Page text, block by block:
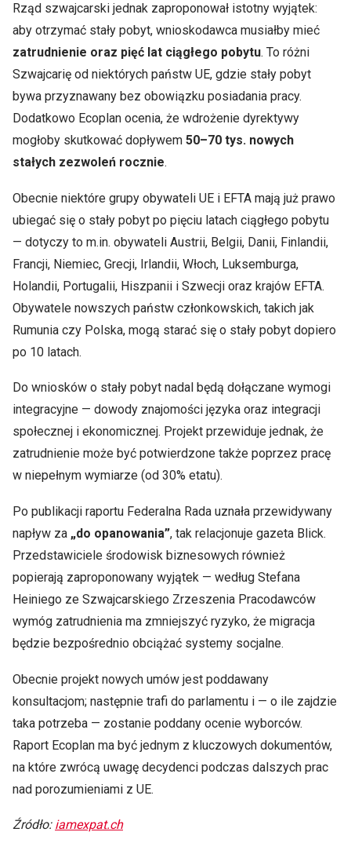
Rząd szwajcarski jednak zaproponował istotny wyjątek:
aby otrzymać stały pobyt, wnioskodawca musiałby mieć
zatrudnienie oraz pięć lat ciągłego pobytu. To różni
Szwajcarię od niektórych państw UE, gdzie stały pobyt
bywa przyznawany bez obowiązku posiadania pracy.
Dodatkowo Ecoplan ocenia, że wdrożenie dyrektywy
mogłoby skutkować dopływem 50–70 tys. nowych
stałych zezwoleń rocznie.
Obecnie niektóre grupy obywateli UE i EFTA mają już prawo
ubiegać się o stały pobyt po pięciu latach ciągłego pobytu
— dotyczy to m.in. obywateli Austrii, Belgii, Danii, Finlandii,
Francji, Niemiec, Grecji, Irlandii, Włoch, Luksemburga,
Holandii, Portugalii, Hiszpanii i Szwecji oraz krajów EFTA.
Obywatele nowszych państw członkowskich, takich jak
Rumunia czy Polska, mogą starać się o stały pobyt dopiero
po 10 latach.
Do wniosków o stały pobyt nadal będą dołączane wymogi
integracyjne — dowody znajomości języka oraz integracji
społecznej i ekonomicznej. Projekt przewiduje jednak, że
zatrudnienie może być potwierdzone także poprzez pracę
w niepełnym wymiarze (od 30% etatu).
Po publikacji raportu Federalna Rada uznała przewidywany
napływ za „do opanowania”, tak relacjonuje gazeta Blick.
Przedstawiciele środowisk biznesowych również
popierają zaproponowany wyjątek — według Stefana
Heiniego ze Szwajcarskiego Zrzeszenia Pracodawców
wymóg zatrudnienia ma zmniejszyć ryzyko, że migracja
będzie bezpośrednio obciążać systemy socjalne.
Obecnie projekt nowych umów jest poddawany
konsultacjom; następnie trafi do parlamentu i — o ile zajdzie
taka potrzeba — zostanie poddany ocenie wyborców.
Raport Ecoplan ma być jednym z kluczowych dokumentów,
na które zwrócą uwagę decydenci podczas dalszych prac
nad porozumieniami z UE.
Źródło: iamexpat.ch